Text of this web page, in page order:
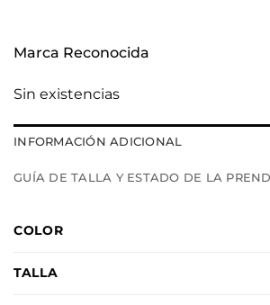
Marca Reconocida
Sin existencias
INFORMACIÓN ADICIONAL
GUÍA DE TALLA Y ESTADO DE LA
COLOR
TALLA